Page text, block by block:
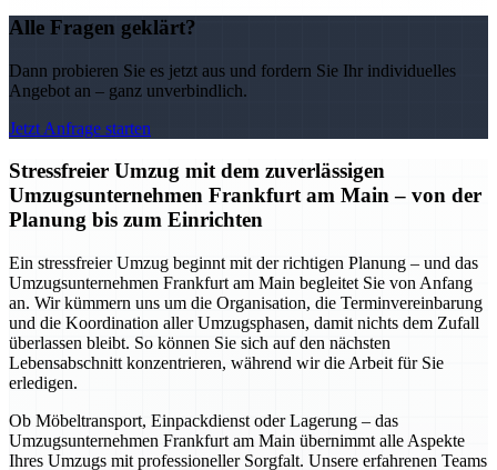
Alle Fragen geklärt?
Dann probieren Sie es jetzt aus und fordern Sie Ihr individuelles
Angebot an – ganz unverbindlich.
Jetzt Anfrage starten
Stressfreier Umzug mit dem zuverlässigen
Umzugsunternehmen Frankfurt am Main – von der
Planung bis zum Einrichten
Ein stressfreier Umzug beginnt mit der richtigen Planung – und das
Umzugsunternehmen Frankfurt am Main begleitet Sie von Anfang
an. Wir kümmern uns um die Organisation, die Terminvereinbarung
und die Koordination aller Umzugsphasen, damit nichts dem Zufall
überlassen bleibt. So können Sie sich auf den nächsten
Lebensabschnitt konzentrieren, während wir die Arbeit für Sie
erledigen.
Ob Möbeltransport, Einpackdienst oder Lagerung – das
Umzugsunternehmen Frankfurt am Main übernimmt alle Aspekte
Ihres Umzugs mit professioneller Sorgfalt. Unsere erfahrenen Teams